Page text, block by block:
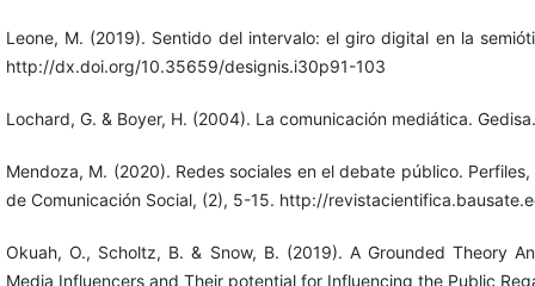
Leone, M. (2019). Sentido del intervalo: el giro digital en la
http://dx.doi.org/10.35659/designis.i30p91-103
Lochard, G. & Boyer, H. (2004). La comunicación mediática. Gedisa.
Mendoza, M. (2020). Redes sociales en el debate público.
de Comunicación Social, (2), 5-15. http://
Okuah, O., Scholtz, B. & Snow, B. (2019). A Grounded Theory
Media Influencers and Their potential for Influencing the Public